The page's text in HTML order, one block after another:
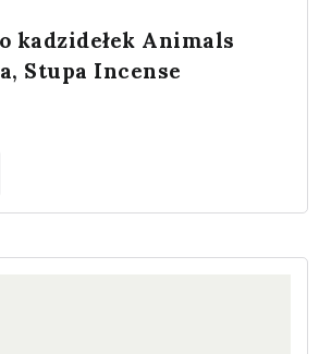
kadzidełek Animals
Stupa Incense